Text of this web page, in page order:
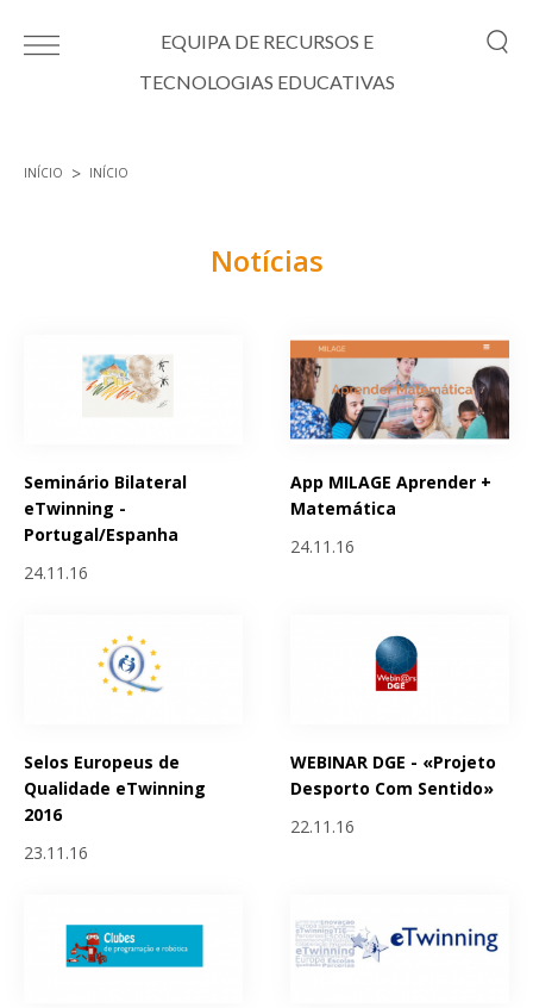
EQUIPA DE RECURSOS E
TECNOLOGIAS EDUCATIVAS
INÍCIO INÍCIO
Notícias
Seminário Bilateral
eTwinning -
Portugal/Espanha
24.11.16
App MILAGE Aprender +
Matemática
24.11.16
Selos Europeus de
Qualidade eTwinning
2016
23.11.16
WEBINAR DGE - «Projeto
Desporto Com Sentido»
22.11.16
Páginas